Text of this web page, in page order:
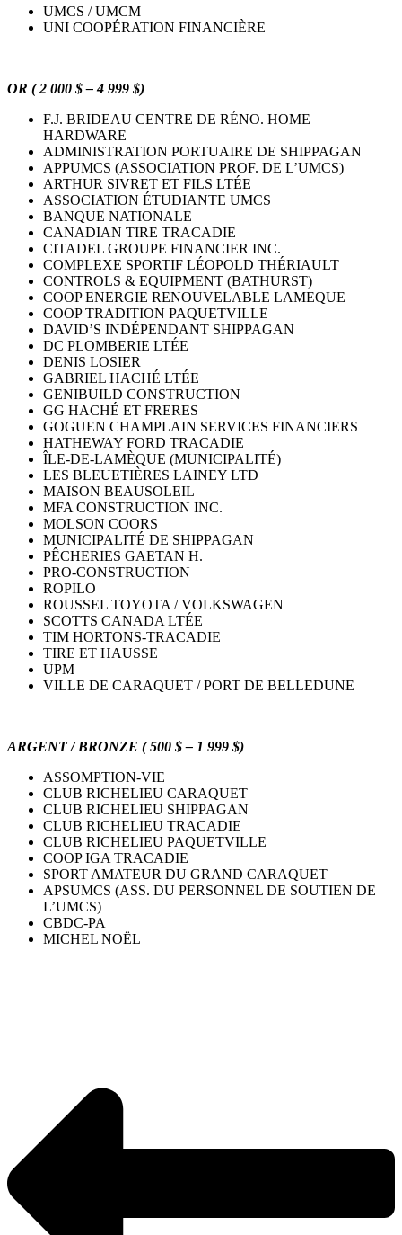
UMCS / UMCM
UNI COOPÉRATION FINANCIÈRE
OR ( 2 000 $ – 4 999 $)
F.J. BRIDEAU CENTRE DE RÉNO. HOME
HARDWARE
ADMINISTRATION PORTUAIRE DE SHIPPAGAN
APPUMCS (ASSOCIATION PROF. DE L’UMCS)
ARTHUR SIVRET ET FILS LTÉE
ASSOCIATION ÉTUDIANTE UMCS
BANQUE NATIONALE
CANADIAN TIRE TRACADIE
CITADEL GROUPE FINANCIER INC.
COMPLEXE SPORTIF LÉOPOLD THÉRIAULT
CONTROLS & EQUIPMENT (BATHURST)
COOP ENERGIE RENOUVELABLE LAMEQUE
COOP TRADITION PAQUETVILLE
DAVID’S INDÉPENDANT SHIPPAGAN
DC PLOMBERIE LTÉE
DENIS LOSIER
GABRIEL HACHÉ LTÉE
GENIBUILD CONSTRUCTION
GG HACHÉ ET FRERES
GOGUEN CHAMPLAIN SERVICES FINANCIERS
HATHEWAY FORD TRACADIE
ÎLE-DE-LAMÈQUE (MUNICIPALITÉ)
LES BLEUETIÈRES LAINEY LTD
MAISON BEAUSOLEIL
MFA CONSTRUCTION INC.
MOLSON COORS
MUNICIPALITÉ DE SHIPPAGAN
PÊCHERIES GAETAN H.
PRO-CONSTRUCTION
ROPILO
ROUSSEL TOYOTA / VOLKSWAGEN
SCOTTS CANADA LTÉE
TIM HORTONS-TRACADIE
TIRE ET HAUSSE
UPM
VILLE DE CARAQUET / PORT DE BELLEDUNE
ARGENT / BRONZE ( 500 $ – 1 999 $)
ASSOMPTION-VIE
CLUB RICHELIEU CARAQUET
CLUB RICHELIEU SHIPPAGAN
CLUB RICHELIEU TRACADIE
CLUB RICHELIEU PAQUETVILLE
COOP IGA TRACADIE
SPORT AMATEUR DU GRAND CARAQUET
APSUMCS (ASS. DU PERSONNEL DE SOUTIEN DE
L’UMCS)
CBDC-PA
MICHEL NOËL